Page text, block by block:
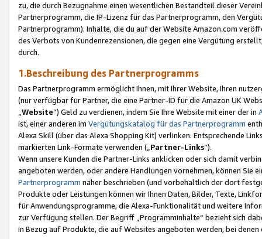
zu, die durch Bezugnahme einen wesentlichen Bestandteil dieser
Partnerprogramm, die IP-Lizenz für das Partnerprogramm, den
Partnerprogramm). Inhalte, die du auf der Website Amazon.com
des Verbots von Kundenrezensionen, die gegen eine Vergütung
durch.
1.Beschreibung des Partnerprogramms
Das Partnerprogramm ermöglicht Ihnen, mit Ihrer Website, Ihren
(nur verfügbar für Partner, die eine Partner-ID für die Amazon UK
Website“) Geld zu verdienen, indem Sie Ihre Website mit einer der in
ist, einer anderen im Vergütungskatalog für das Partnerprogramm
Alexa Skill (über das Alexa Shopping Kit) verlinken. Entsprechende
markierten Link-Formate verwenden („ Partner-Links“).
Wenn unsere Kunden die Partner-Links anklicken oder sich damit
angeboten werden, oder andere Handlungen vornehmen, können Sie
Partnerprogramm näher beschrieben (und vorbehaltlich der dort
Produkte oder Leistungen können wir Ihnen Daten, Bilder, Texte,
für Anwendungsprogramme, die Alexa-Funktionalität und weitere
zur Verfügung stellen. Der Begriff „Programminhalte“ bezieht sich
in Bezug auf Produkte, die auf Websites angeboten werden, bei